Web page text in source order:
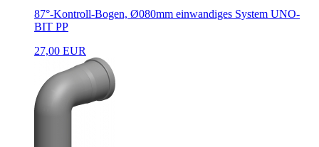
87°-Kontroll-Bogen, Ø080mm einwandiges System UNO-
BIT PP
27,00 EUR